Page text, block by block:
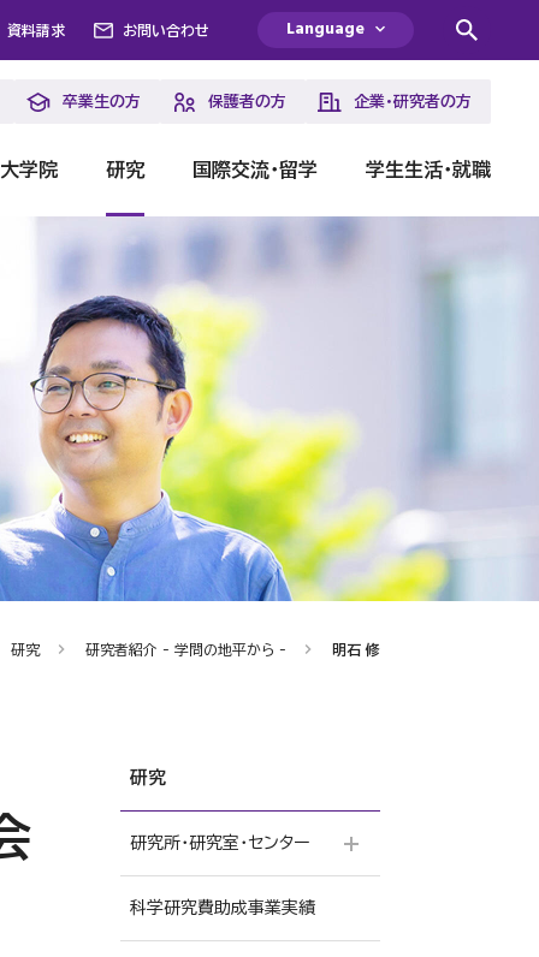
資料請求 お問い合わせ Language
卒業生の方 保護者の方 企業・研究者の方
大学院 研究 国際交流・留学 学生生活・就職
研究 研究者紹介 - 学問の地平から - 明石 修
研究
研究所・研究室・センター
Musashino University
Creating Happiness
科学研究費助成事業実績